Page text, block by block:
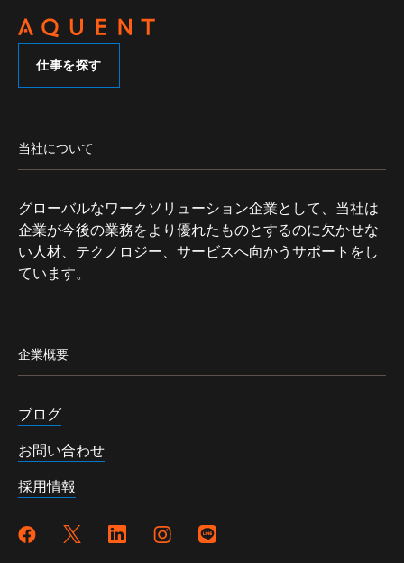
仕事を探す
当社について
グローバルなワークソリューション企業として、当社は
企業が今後の業務をより優れたものとするのに欠かせな
い人材、テクノロジー、サービスへ向かうサポートをし
ています。
企業概要
ブログ
お問い合わせ
採用情報